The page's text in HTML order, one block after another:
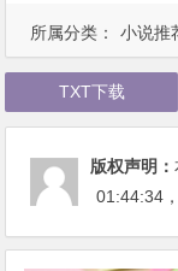
所属分类： 小说推
TXT下载
版权声明：
01:44:34